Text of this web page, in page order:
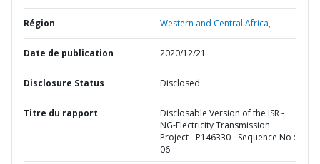
Région Western and Central Africa,
Date de publication 2020/12/21
Disclosure Status Disclosed
Titre du rapport
Disclosable Version of the ISR -
NG-Electricity Transmission
Project - P146330 - Sequence No :
06